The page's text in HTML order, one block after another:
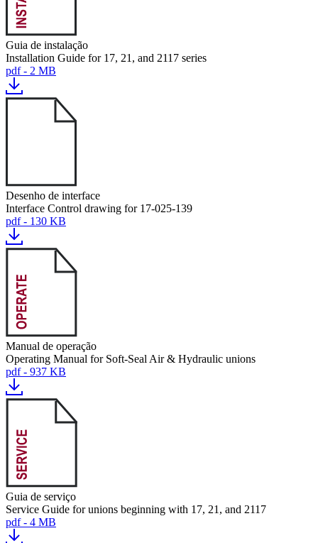
Guia de instalação
Installation Guide for 17, 21, and 2117 series
pdf - 2 MB
Desenho de interface
Interface Control drawing for 17-025-139
pdf - 130 KB
Manual de operação
Operating Manual for Soft-Seal Air & Hydraulic unions
pdf - 937 KB
Guia de serviço
Service Guide for unions beginning with 17, 21, and 2117
pdf - 4 MB